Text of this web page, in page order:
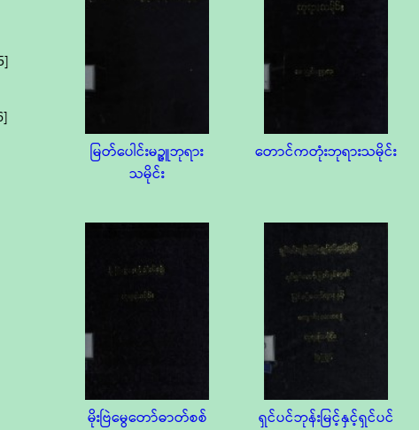
မြတ်ပေါင်းမဉ္ဇူဘုရား
သမိုင်း
တောင်ကတုံးဘုရားသမိုင်း
မိုးဗြဲမွေတော်ဓာတ်စစ်
ရှင်ပင်ဘုန်းမြင့်နှင့်ရှင်ပင်